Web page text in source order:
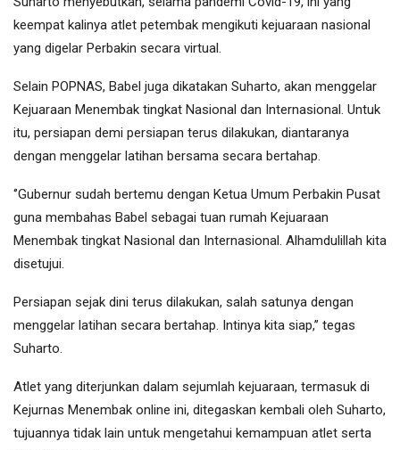
keempat kalinya atlet petembak mengikuti kejuaraan nasional
yang digelar Perbakin secara virtual.
Selain POPNAS, Babel juga dikatakan Suharto, akan menggelar
Kejuaraan Menembak tingkat Nasional dan Internasional. Untuk
itu, persiapan demi persiapan terus dilakukan, diantaranya
dengan menggelar latihan bersama secara bertahap.
‘’Gubernur sudah bertemu dengan Ketua Umum Perbakin Pusat
guna membahas Babel sebagai tuan rumah Kejuaraan
Menembak tingkat Nasional dan Internasional. Alhamdulillah kita
disetujui.
Persiapan sejak dini terus dilakukan, salah satunya dengan
menggelar latihan secara bertahap. Intinya kita siap,’’ tegas
Suharto.
Atlet yang diterjunkan dalam sejumlah kejuaraan, termasuk di
Kejurnas Menembak online ini, ditegaskan kembali oleh Suharto,
tujuannya tidak lain untuk mengetahui kemampuan atlet serta